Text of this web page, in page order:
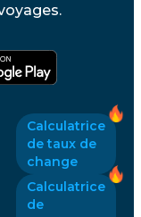
Calculatrice
de taux de
change
Calculatrice
de